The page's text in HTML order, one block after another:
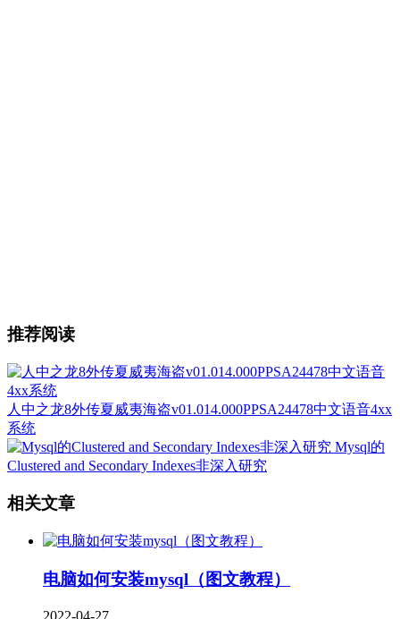
推荐阅读
人中之龙8外传夏威夷海盗v01.014.000PPSA24478中文语音4xx
系统
Mysql的
Clustered and Secondary Indexes非深入研究
相关文章
电脑如何安装mysql（图文教程）
2022-04-27